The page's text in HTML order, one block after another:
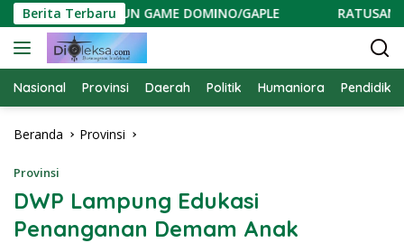
Langsung
ke
konten
Berita Terbaru
GELAR FUN GAME DOMINO/GAPLE RATUSAN
Nasional Provinsi Daerah Politik Humaniora
Beranda Provinsi
Provinsi
DWP Lampung Edukasi
Penanganan Demam Anak